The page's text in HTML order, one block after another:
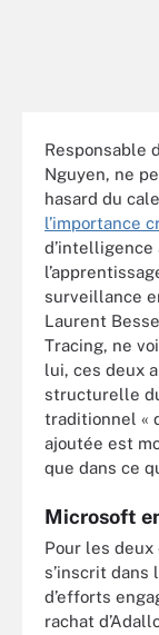
Responsable
Nguyen, ne
hasard du
l’importance
surveillance
Laurent
Tracing, ne
lui, ces deux
structurelle
traditionnel «
ajoutée est
que dans ce
Microsoft
Pour les deux
s’inscrit dans
d’efforts
rachat